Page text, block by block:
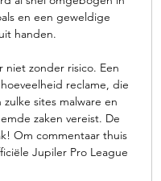
en een geweldige
handen.
niet zonder risico. Een
reclame, die
sites malware en
zaken vereist. De
Om commentaar thuis
Jupiler Pro League